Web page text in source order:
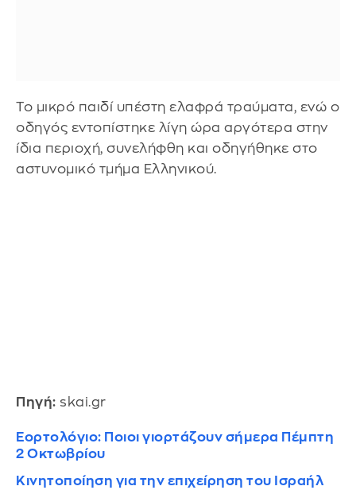
Το μικρό παιδί υπέστη ελαφρά τραύματα, ενώ ο
οδηγός εντοπίστηκε λίγη ώρα αργότερα στην
ίδια περιοχή, συνελήφθη και οδηγήθηκε στο
αστυνομικό τμήμα Ελληνικού.
Πηγή: skai.gr
Εορτολόγιο: Ποιοι γιορτάζουν σήμερα Πέμπτη
2 Οκτωβρίου
Κινητοποίηση για την επιχείρηση του Ισραήλ